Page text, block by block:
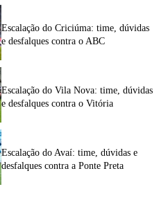
Escalação do Criciúma: time, dúvidas
e desfalques contra o ABC
Escalação do Vila Nova: time, dúvidas
e desfalques contra o Vitória
Escalação do Avaí: time, dúvidas e
desfalques contra a Ponte Preta